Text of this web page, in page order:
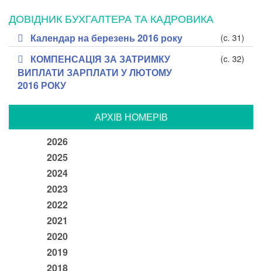
ДОВІДНИК БУХГАЛТЕРА ТА КАДРОВИКА
Календар на березень 2016 року (c. 31)
КОМПЕНСАЦІЯ ЗА ЗАТРИМКУ
ВИПЛАТИ ЗАРПЛАТИ У ЛЮТОМУ
2016 РОКУ
(c. 32)
АРХIВ НОМЕРIВ
2026
2025
2024
2023
2022
2021
2020
2019
2018